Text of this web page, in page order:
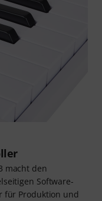
macht den
Software-
für Produktion und